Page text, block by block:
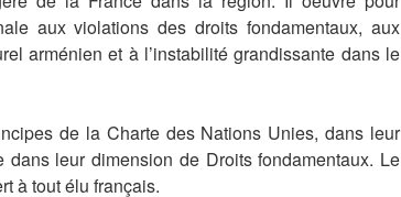
aux violations des droits fondamentaux, aux
arménien et à l’instabilité grandissante dans le
de la Charte des Nations Unies, dans leur
leur dimension de Droits fondamentaux. Le
à tout élu français.